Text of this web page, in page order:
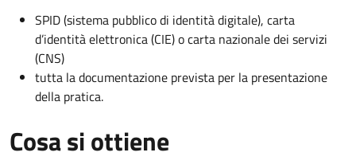
SPID (sistema pubblico di identità digitale), carta
d’identità elettronica (CIE) o carta nazionale dei servizi
(CNS)
tutta la documentazione prevista per la presentazione
della pratica.
Cosa si ottiene